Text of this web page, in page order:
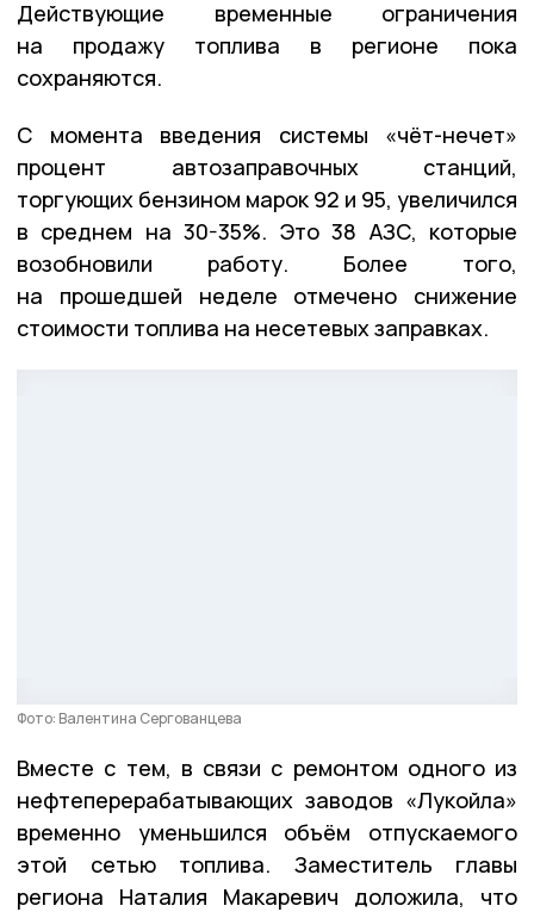
Действующие временные ограничения
на продажу топлива в регионе пока
сохраняются.
С момента введения системы «чёт-нечет»
процент автозаправочных станций,
торгующих бензином марок 92 и 95, увеличился
в среднем на 30-35%. Это 38 АЗС, которые
возобновили работу. Более того,
на прошедшей неделе отмечено снижение
стоимости топлива на несетевых заправках.
Фото: Валентина Сергованцева
Вместе с тем, в связи с ремонтом одного из
нефтеперерабатывающих заводов «Лукойла»
временно уменьшился объём отпускаемого
этой сетью топлива. Заместитель главы
региона Наталия Макаревич доложила, что